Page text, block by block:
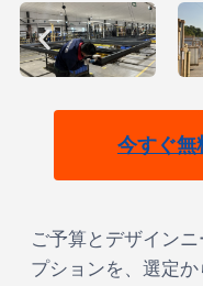
今すぐ無
ご予算とデザイン
プションを、選定